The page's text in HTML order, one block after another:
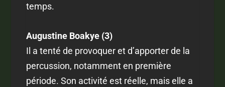
temps.
Augustine Boakye (3)
Il a tenté de provoquer et d’apporter de la
percussion, notamment en première
période. Son activité est réelle, mais elle a